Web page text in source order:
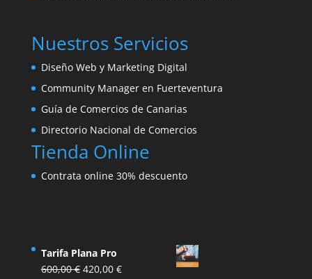
Nuestros Servicios
Diseño Web y Marketing Digital
Community Manager en Fuerteventura
Guía de Comercios de Canarias
Directorio Nacional de Comercios
Tienda Online
Contrata online 30% descuento
Tarifa Plana Pro
600,00€ El
420,00 €El